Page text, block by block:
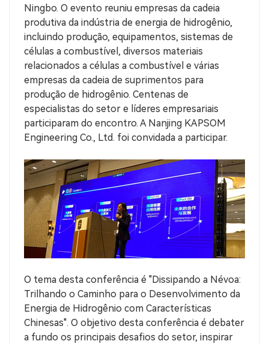
Ningbo. O evento reuniu empresas da cadeia
produtiva da indústria de energia de hidrogênio,
incluindo produção, equipamentos, sistemas de
células a combustível, diversos materiais
relacionados a células a combustível e várias
empresas da cadeia de suprimentos para
produção de hidrogênio. Centenas de
especialistas do setor e líderes empresariais
participaram do encontro. A Nanjing KAPSOM
Engineering Co., Ltd. foi convidada a participar.
O tema desta conferência é "Dissipando a Névoa:
Trilhando o Caminho para o Desenvolvimento da
Energia de Hidrogênio com Características
Chinesas". O objetivo desta conferência é debater
a fundo os principais desafios do setor, inspirar